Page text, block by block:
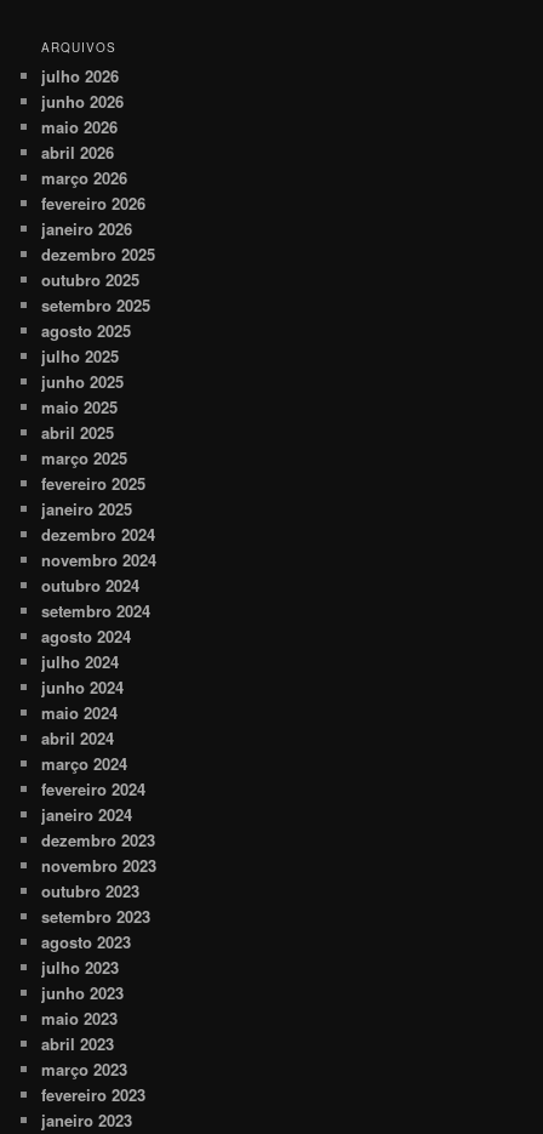
ARQUIVOS
julho 2026
junho 2026
maio 2026
abril 2026
março 2026
fevereiro 2026
janeiro 2026
dezembro 2025
outubro 2025
setembro 2025
agosto 2025
julho 2025
junho 2025
maio 2025
abril 2025
março 2025
fevereiro 2025
janeiro 2025
dezembro 2024
novembro 2024
outubro 2024
setembro 2024
agosto 2024
julho 2024
junho 2024
maio 2024
abril 2024
março 2024
fevereiro 2024
janeiro 2024
dezembro 2023
novembro 2023
outubro 2023
setembro 2023
agosto 2023
julho 2023
junho 2023
maio 2023
abril 2023
março 2023
fevereiro 2023
janeiro 2023